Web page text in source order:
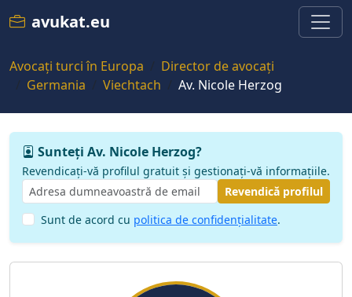
avukat.eu
Avocați turci în Europa
Director de avocați
Germania
Viechtach Av. Nicole Herzog
Sunteți Av. Nicole Herzog?
Revendicați-vă profilul gratuit și gestionați-vă informațiile.
Revendică profilul
Sunt de acord cu politica de confidențialitate.